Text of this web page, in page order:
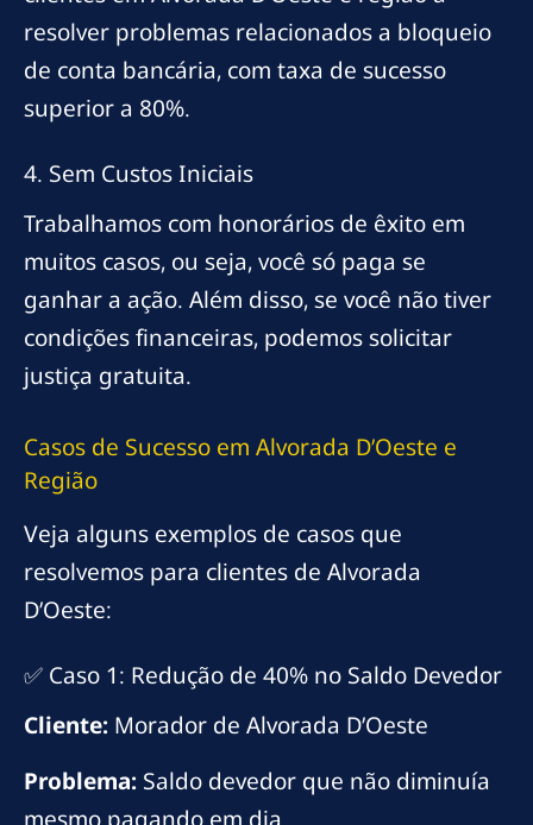
resolver problemas relacionados a bloqueio
de conta bancária, com taxa de sucesso
superior a 80%.
4. Sem Custos Iniciais
Trabalhamos com honorários de êxito em
muitos casos, ou seja, você só paga se
ganhar a ação. Além disso, se você não tiver
condições financeiras, podemos solicitar
justiça gratuita.
Casos de Sucesso em Alvorada D’Oeste e
Região
Veja alguns exemplos de casos que
resolvemos para clientes de Alvorada
D’Oeste:
✅ Caso 1: Redução de 40% no Saldo Devedor
Cliente: Morador de Alvorada D’Oeste
Problema: Saldo devedor que não diminuía